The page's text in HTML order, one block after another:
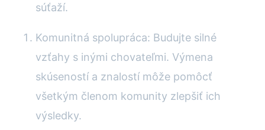
súťaží.
Komunitná spolupráca: Budujte silné
vzťahy s inými chovateľmi. Výmena
skúseností a znalostí môže pomôcť
všetkým členom komunity zlepšiť ich
výsledky.